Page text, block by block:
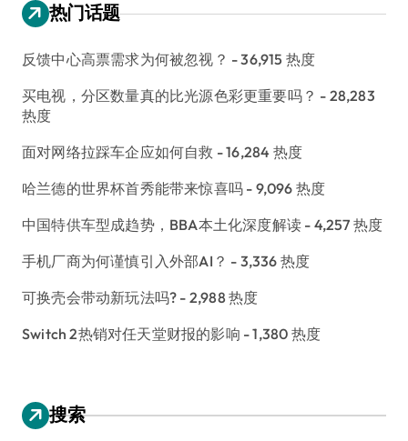
热门话题
反馈中心高票需求为何被忽视？ - 36,915 热度
买电视，分区数量真的比光源色彩更重要吗？ - 28,283
热度
面对网络拉踩车企应如何自救 - 16,284 热度
哈兰德的世界杯首秀能带来惊喜吗 - 9,096 热度
中国特供车型成趋势，BBA本土化深度解读 - 4,257 热度
手机厂商为何谨慎引入外部AI？ - 3,336 热度
可换壳会带动新玩法吗? - 2,988 热度
Switch 2热销对任天堂财报的影响 - 1,380 热度
搜索